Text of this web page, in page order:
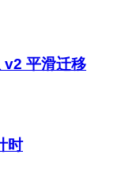
v2 平滑迁移
时